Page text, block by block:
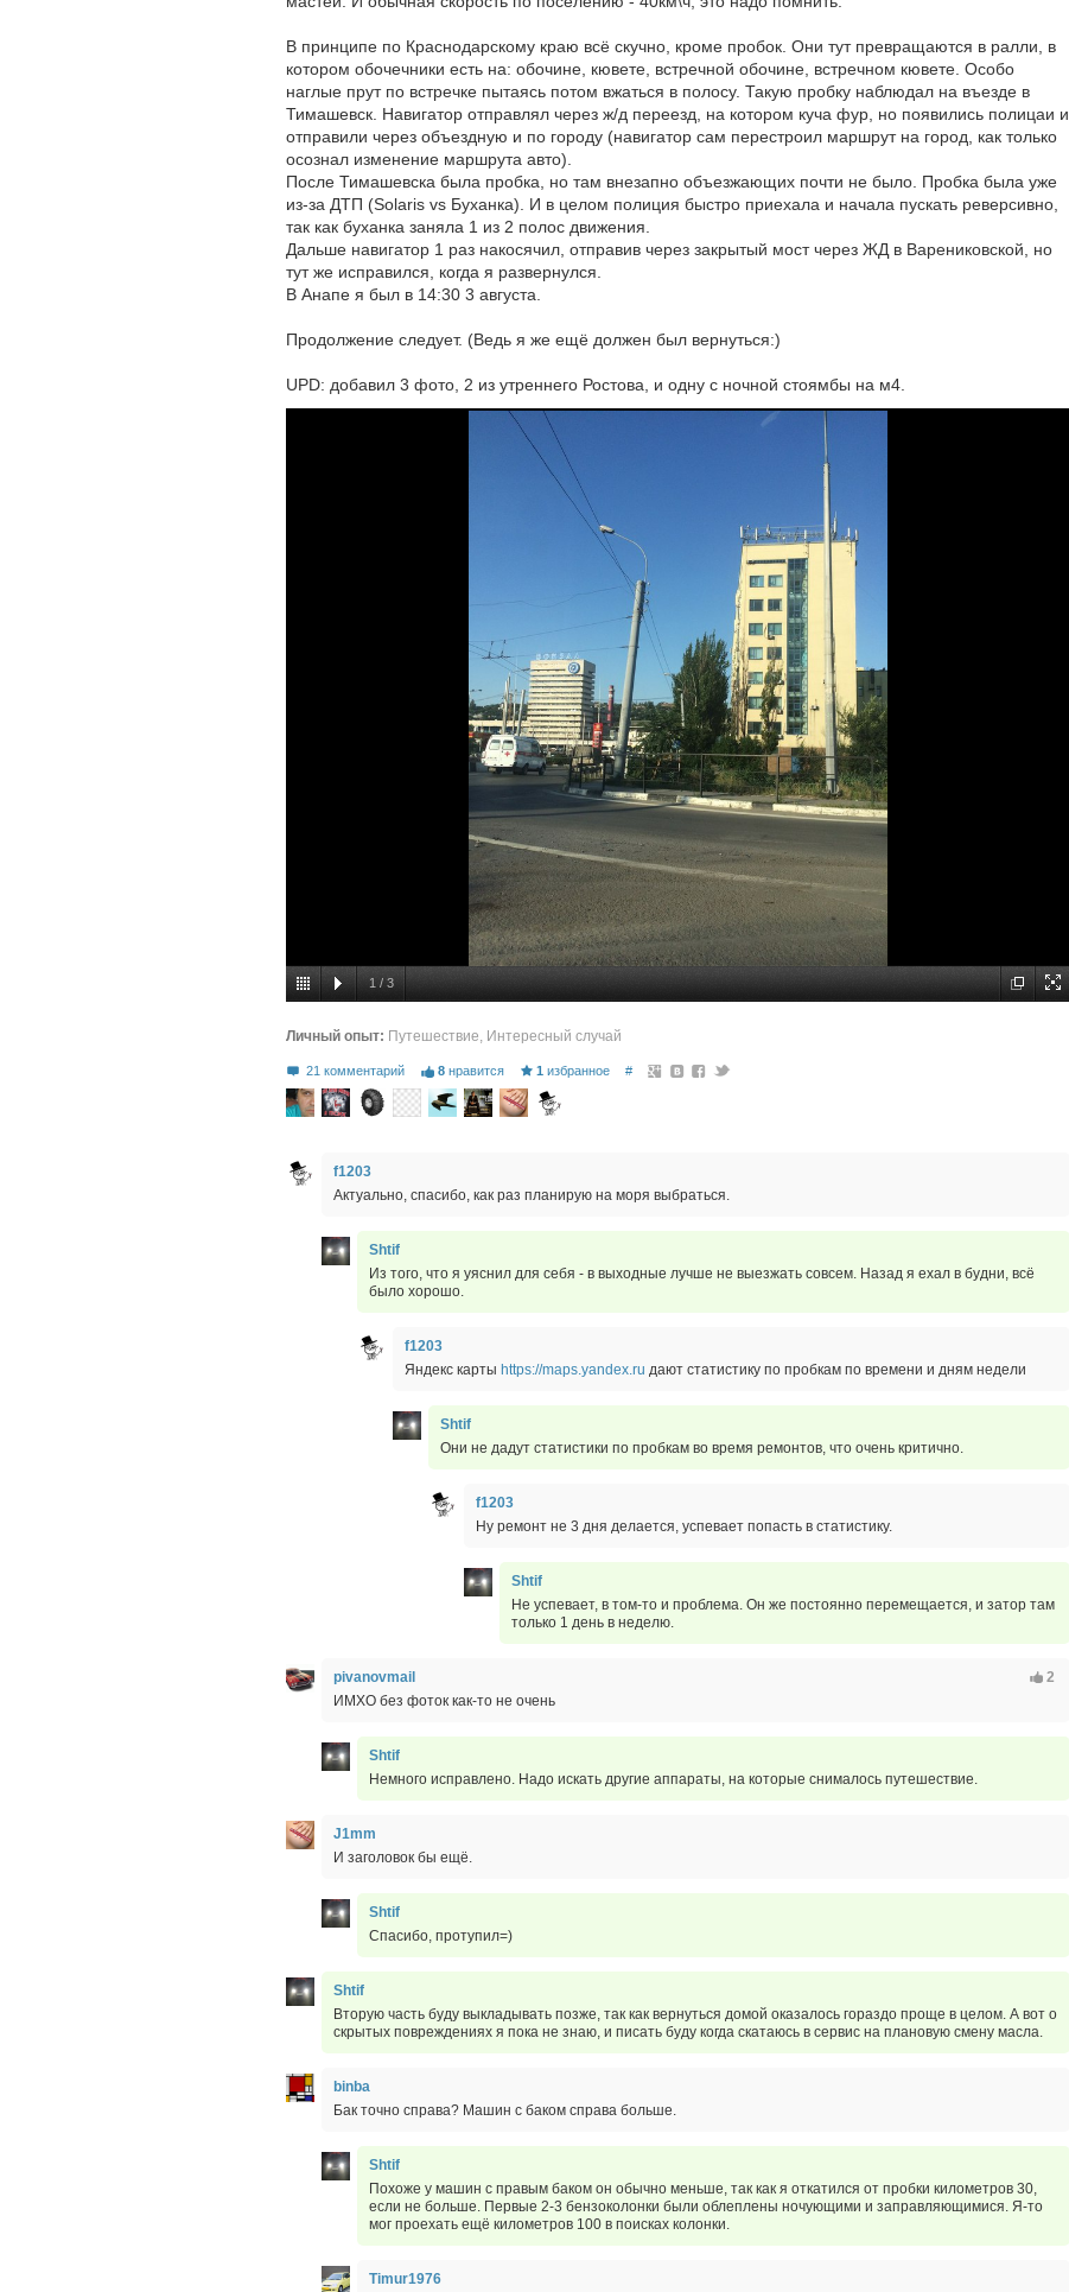
В принципе по Краснодарскому краю всё скучно, кроме пробок. Они тут превращаются в ралли, в
котором обочечники есть на: обочине, кювете, встречной обочине, встречном кювете. Особо
наглые прут по встречке пытаясь потом вжаться в полосу. Такую пробку наблюдал на въезде в
Тимашевск. Навигатор отправлял через ж/д переезд, на котором куча фур, но появились полицаи и
отправили через объездную и по городу (навигатор сам перестроил маршрут на город, как только
осознал изменение маршрута авто).
После Тимашевска была пробка, но там внезапно объезжающих почти не было. Пробка была уже
из-за ДТП (Solaris vs Буханка). И в целом полиция быстро приехала и начала пускать реверсивно,
так как буханка заняла 1 из 2 полос движения.
Дальше навигатор 1 раз накосячил, отправив через закрытый мост через ЖД в Варениковской, но
тут же исправился, когда я развернулся.
В Анапе я был в 14:30 3 августа.
Продолжение следует. (Ведь я же ещё должен был вернуться:)
UPD: добавил 3 фото, 2 из утреннего Ростова, и одну с ночной стоямбы на м4.
1 / 3
Личный опыт: Путешествие, Интересный случай
21 комментарий 8 нравится 1 избранное #
f1203
Актуально, спасибо, как раз планирую на моря выбраться.
Shtif
Из того, что я уяснил для себя - в выходные лучше не выезжать совсем. Назад я ехал в будни, всё
было хорошо.
f1203
Яндекс карты https://maps.yandex.ru дают статистику по пробкам по времени и дням недели
Shtif
Они не дадут статистики по пробкам во время ремонтов, что очень критично.
f1203
Ну ремонт не 3 дня делается, успевает попасть в статистику.
Shtif
Не успевает, в том-то и проблема. Он же постоянно перемещается, и затор там
только 1 день в неделю.
2
pivanovmail
ИМХО без фоток как-то не очень
Shtif
Немного исправлено. Надо искать другие аппараты, на которые снималось путешествие.
J1mm
И заголовок бы ещё.
Shtif
Спасибо, протупил=)
Shtif
Вторую часть буду выкладывать позже, так как вернуться домой оказалось гораздо проще в целом. А вот о
скрытых повреждениях я пока не знаю, и писать буду когда скатаюсь в сервис на плановую смену масла.
binba
Бак точно справа? Машин с баком справа больше.
Shtif
Похоже у машин с правым баком он обычно меньше, так как я откатился от пробки километров 30,
если не больше. Первые 2-3 бензоколонки были облеплены ночующими и заправляющимися. Я-то
мог проехать ещё километров 100 в поисках колонки.
Timur1976